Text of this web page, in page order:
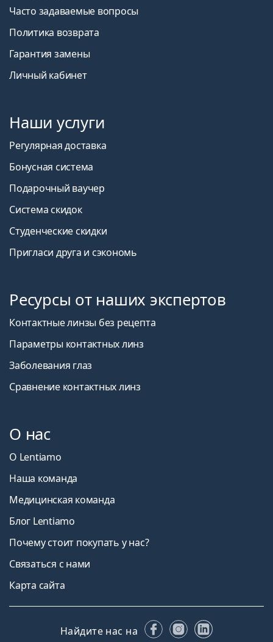
Часто задаваемые вопросы
Политика возврата
Гарантия замены
Личный кабинет
Наши услуги
Регулярная доставка
Бонусная система
Подарочный ваучер
Система скидок
Студенческие скидки
Пригласи друга и сэкономь
Ресурсы от наших экспертов
Контактные линзы без рецепта
Параметры контактных линз
Заболевания глаз
Сравнение контактных линз
О нас
О Lentiamo
Наша команда
Медицинская команда
Блог Lentiamo
Почему стоит покупать у нас?
Связаться с нами
Карта сайта
Найдите нас на FacebookInstagram
LinkedIn